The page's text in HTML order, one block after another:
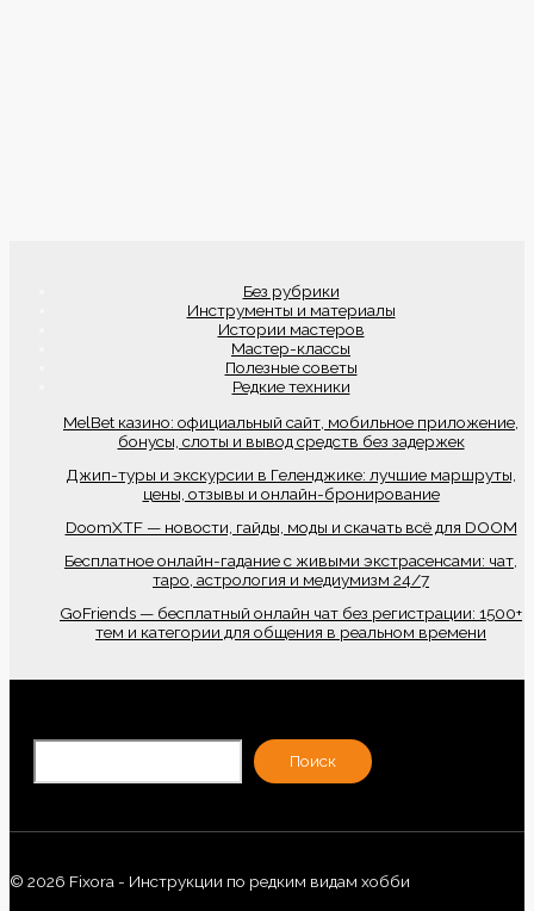
Без рубрики
Инструменты и материалы
Истории мастеров
Мастер-классы
Полезные советы
Редкие техники
MelBet казино: официальный сайт, мобильное приложение,
бонусы, слоты и вывод средств без задержек
Джип-туры и экскурсии в Геленджике: лучшие маршруты,
цены, отзывы и онлайн-бронирование
DoomXTF — новости, гайды, моды и скачать всё для DOOM
Бесплатное онлайн-гадание с живыми экстрасенсами: чат,
таро, астрология и медиумизм 24/7
GoFriends — бесплатный онлайн чат без регистрации: 1500+
тем и категории для общения в реальном времени
Поиск
© 2026 Fixora - Инструкции по редким видам хобби